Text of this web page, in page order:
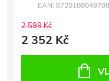
EAN: 8720188049708
2 599 Kč
2 352 Kč